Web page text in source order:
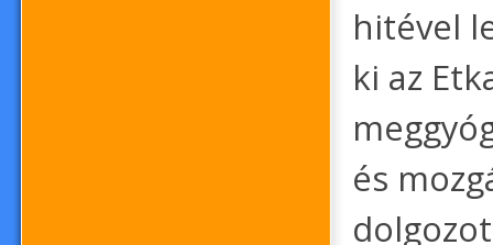
hitével
ki az
és